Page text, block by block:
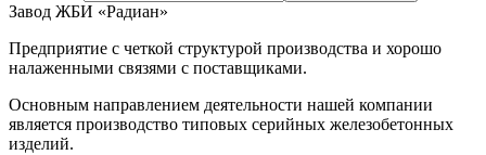
Завод ЖБИ «Радиан»
Предприятие с четкой структурой производства и хорошо
налаженными связями с поставщиками.
Основным направлением деятельности нашей компании
является производство типовых серийных железобетонных
изделий.